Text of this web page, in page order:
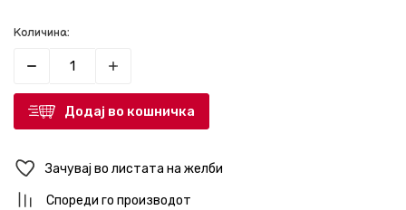
Количина:
Додај во кошничка
Зачувај во листата на желби
Спореди го производот